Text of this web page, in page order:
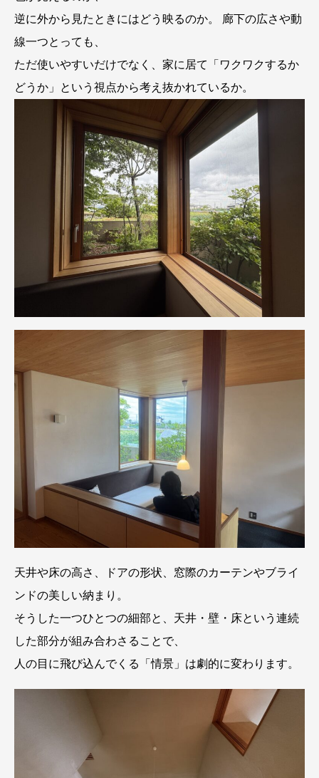
逆に外から見たときにはどう映るのか。 廊下の広さや動
線一つとっても、
ただ使いやすいだけでなく、家に居て「ワクワクするか
どうか」という視点から考え抜かれているか。
天井や床の高さ、ドアの形状、窓際のカーテンやブライ
ンドの美しい納まり。
そうした一つひとつの細部と、天井・壁・床という連続
した部分が組み合わさることで、
人の目に飛び込んでくる「情景」は劇的に変わります。